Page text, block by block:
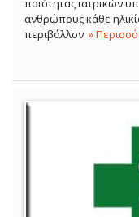
ποιότητας ιατρικών
ανθρώπους κάθε
περιβάλλον. »